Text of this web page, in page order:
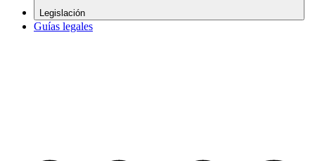
Legislación
Guías legales